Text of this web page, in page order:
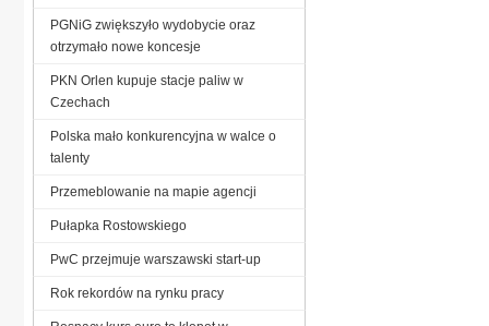
PGNiG zwiększyło wydobycie oraz
otrzymało nowe koncesje
PKN Orlen kupuje stacje paliw w
Czechach
Polska mało konkurencyjna w walce o
talenty
Przemeblowanie na mapie agencji
Pułapka Rostowskiego
PwC przejmuje warszawski start-up
Rok rekordów na rynku pracy